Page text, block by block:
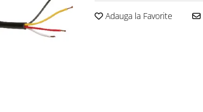
Adauga la Favorite